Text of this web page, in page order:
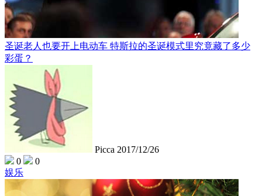
圣诞老人也要开上电动车 特斯拉的圣诞模式里究竟藏了多少
彩蛋？
Picca 2017/12/26
0
0
娱乐